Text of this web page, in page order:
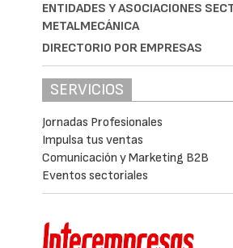
ENTIDADES Y ASOCIACIONES
METALMECÁNICA
DIRECTORIO POR EMPRESAS
SERVICIOS
Jornadas Profesionales
Impulsa tus ventas
Comunicación y Marketing B2B
Eventos sectoriales